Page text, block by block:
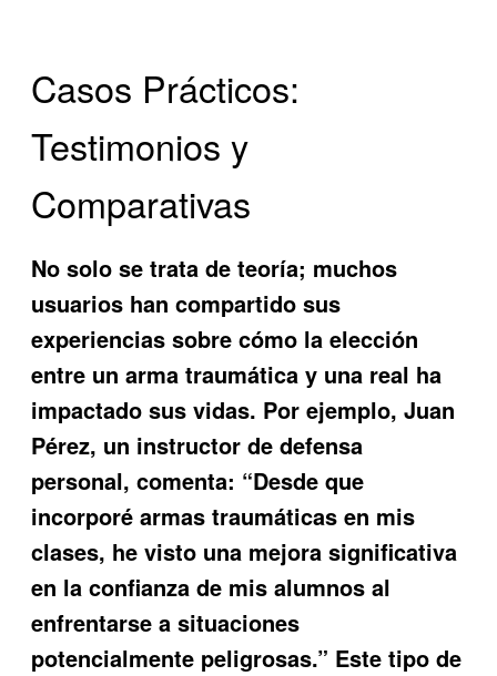
Casos Prácticos:
Testimonios y
Comparativas
No solo se trata de teoría; muchos
usuarios han compartido sus
experiencias sobre cómo la elección
entre un arma traumática y una real ha
impactado sus vidas. Por ejemplo, Juan
Pérez, un instructor de defensa
personal, comenta: “Desde que
incorporé armas traumáticas en mis
clases, he visto una mejora significativa
en la confianza de mis alumnos al
enfrentarse a situaciones
potencialmente peligrosas.” Este tipo de